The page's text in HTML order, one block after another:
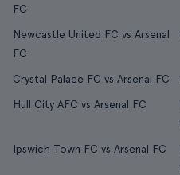
FC
Newcastle United FC vs Arsenal
FC
Crystal Palace FC vs Arsenal FC
Hull City AFC vs Arsenal FC
Ipswich Town FC vs Arsenal FC